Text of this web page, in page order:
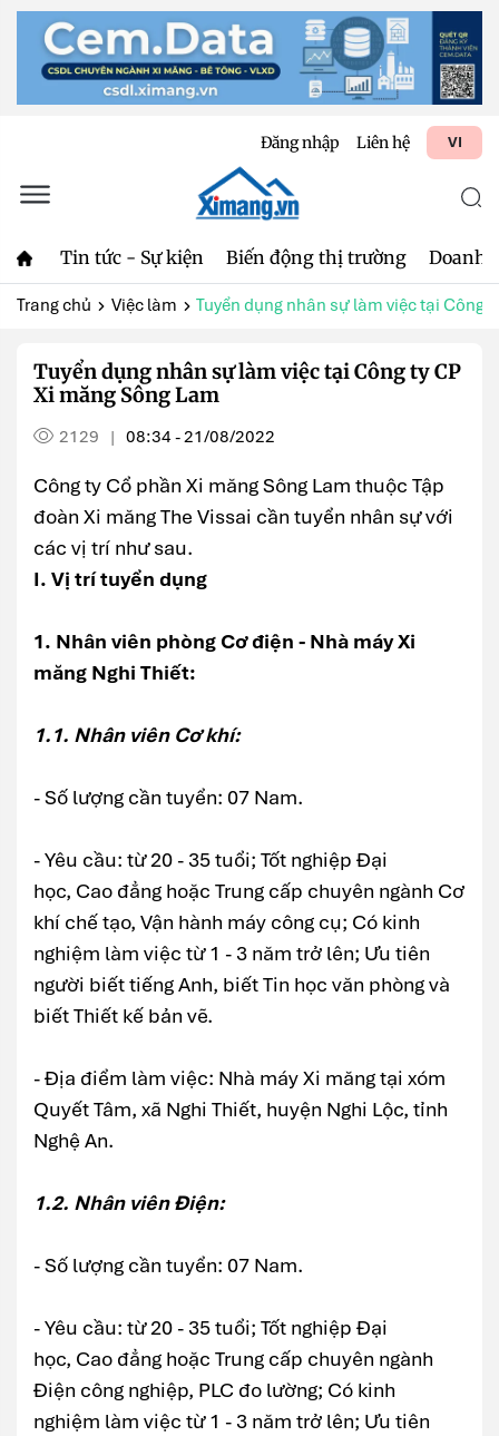
Đăng nhập Liên hệ VI
Tin tức - Sự kiện Biến động thị trường Doanh
Trang chủ Việc làm Tuyển dụng nhân sự làm việc tại Công
Tuyển dụng nhân sự làm việc tại Công ty CP
Xi măng Sông Lam
2129 | 08:34 - 21/08/2022
Công ty Cổ phần Xi măng Sông Lam thuộc Tập
đoàn Xi măng The Vissai cần tuyển nhân sự với
các vị trí như sau.
I. Vị trí tuyển dụng
1. Nhân viên phòng Cơ điện - Nhà máy Xi
măng Nghi Thiết:
1.1. Nhân viên Cơ khí:
- Số lượng cần tuyển: 07 Nam.
- Yêu cầu: từ 20 - 35 tuổi; Tốt nghiệp Đại
học, Cao đẳng hoặc Trung cấp chuyên ngành Cơ
khí chế tạo, Vận hành máy công cụ; Có kinh
nghiệm làm việc từ 1 - 3 năm trở lên; Ưu tiên
người biết tiếng Anh, biết Tin học văn phòng và
biết Thiết kế bản vẽ.
- Địa điểm làm việc: Nhà máy Xi măng tại xóm
Quyết Tâm, xã Nghi Thiết, huyện Nghi Lộc, tỉnh
Nghệ An.
1.2. Nhân viên Điện:
- Số lượng cần tuyển: 07 Nam.
- Yêu cầu: từ 20 - 35 tuổi; Tốt nghiệp Đại
học, Cao đẳng hoặc Trung cấp chuyên ngành
Điện công nghiệp, PLC đo lường; Có kinh
nghiệm làm việc từ 1 - 3 năm trở lên; Ưu tiên